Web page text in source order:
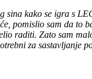
sina kako se igra s
pomislio sam da to
raditi. Zato sam
za sastavljanje